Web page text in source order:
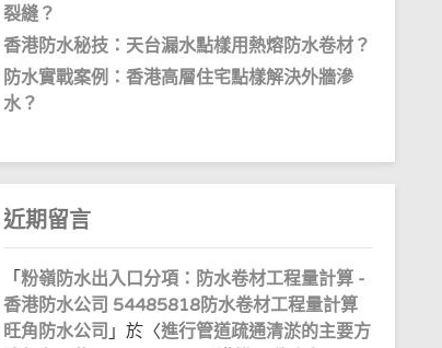
裂縫？
香港防水秘技：天台漏水點樣用熱熔防水卷材？
防水實戰案例：香港高層住宅點樣解決外牆滲
水？
近期留言
「粉嶺防水出入口分項：防水卷材工程量計算 -
香港防水公司 54485818防水卷材工程量計算
旺角防水公司 」於〈進行管道疏通清淤的主要方